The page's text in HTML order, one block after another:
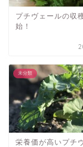
プチヴェールの収
始！
未分類
栄養価が高いプチ